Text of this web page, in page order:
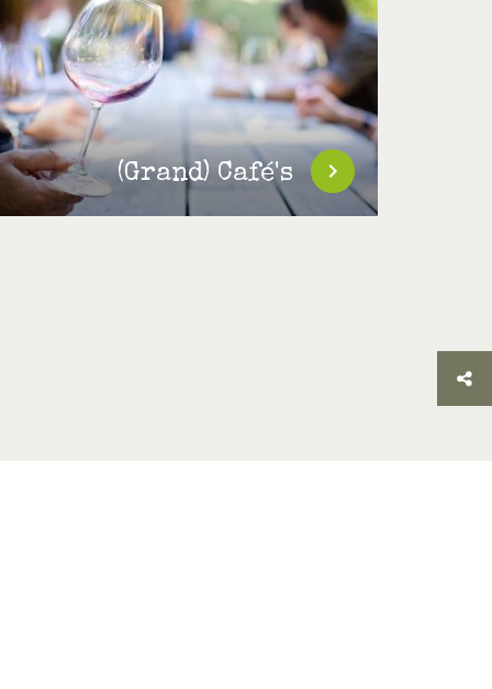
(Grand) Café's